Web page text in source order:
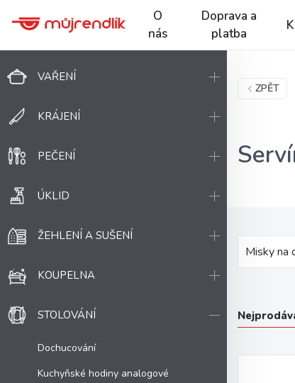
O
nás
Doprava a
platba
VAŘENÍ
KRÁJENÍ
PEČENÍ
ÚKLID
ŽEHLENÍ A SUŠENÍ
KOUPELNA
STOLOVÁNÍ
Dochucování
Kuchyňské hodiny analogové
ZPĚT
Misky na